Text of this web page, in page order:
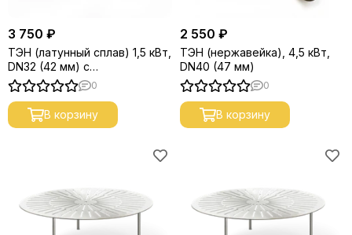
3 750 ₽
ТЭН (латунный сплав) 1,5 кВт,
DN32 (42 мм) с
терморегулятором
0
В корзину
2 550 ₽
ТЭН (нержавейка), 4,5 кВт,
DN40 (47 мм)
0
В корзину